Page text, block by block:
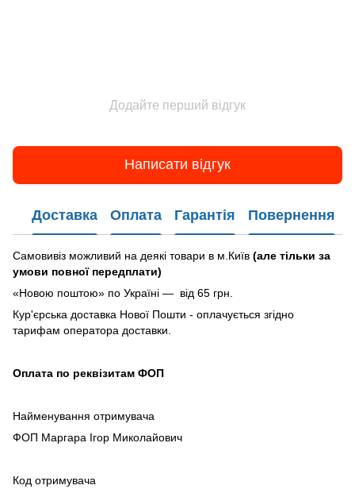
Додайте перший відгук
Написати відгук
Доставка Оплата Гарантія Повернення
Самовивіз можливий на деякі товари в м.Київ (але тільки за
умови повної передплати)
«Новою поштою» по Україні — від 65 грн.
Кур'єрська доставка Нової Пошти - оплачується згідно
тарифам оператора доставки.
Оплата по реквізитам ФОП
Найменування отримувача
ФОП Маргара Ігор Миколайович
Код отримувача